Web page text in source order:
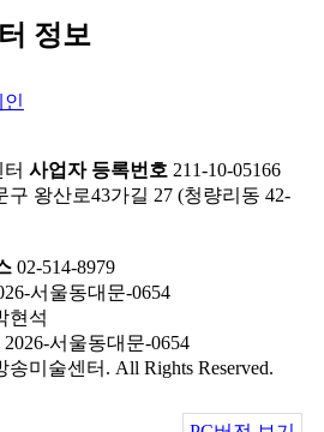
정보
사업자 등록번호 211-10-05166
왕산로43가길 27 (청량리동 42-
02-514-8979
서울동대문-0654
현석
2026-서울동대문-0654
미술센터. All Rights Reserved.